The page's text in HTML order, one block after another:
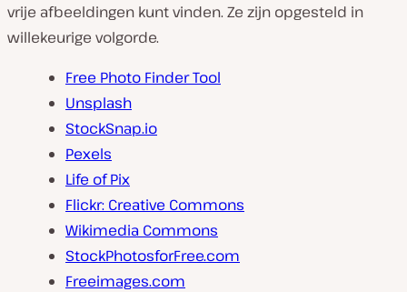
vrije afbeeldingen kunt vinden. Ze zijn opgesteld in
willekeurige volgorde.
Free Photo Finder Tool
Unsplash
StockSnap.io
Pexels
Life of Pix
Flickr: Creative Commons
Wikimedia Commons
StockPhotosforFree.com
Freeimages.com